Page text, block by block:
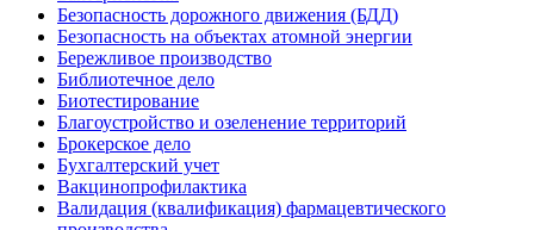
Безопасность дорожного движения (БДД)
Безопасность на объектах атомной энергии
Бережливое производство
Библиотечное дело
Биотестирование
Благоустройство и озеленение территорий
Брокерское дело
Бухгалтерский учет
Вакцинопрофилактика
Валидация (квалификация) фармацевтического